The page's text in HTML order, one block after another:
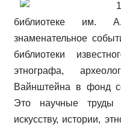
библиотеке им.
знаменательное
библиотеки
этнографа,
Вайнштейна в фонд
Это научные труды
искусству, истории,